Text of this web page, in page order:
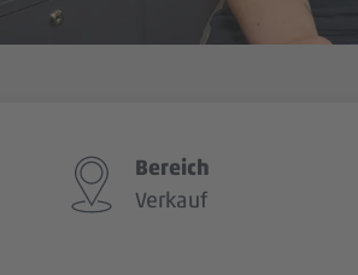
Bereich
Verkauf